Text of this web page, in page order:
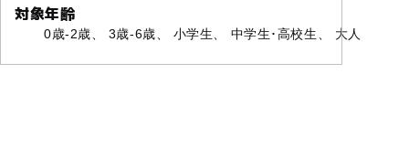
対象年齢
0歳-2歳、 3歳-6歳、 小学生、 中学生･高校生、 大人